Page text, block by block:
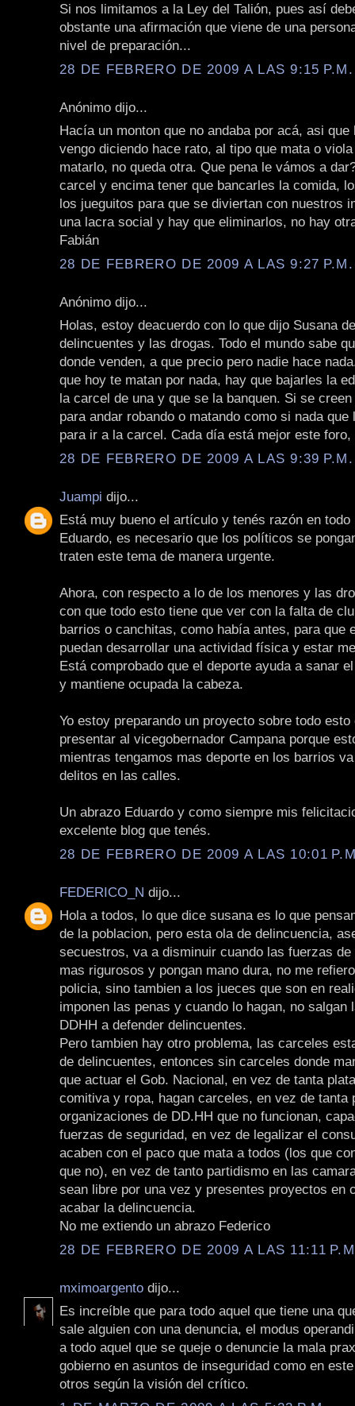
Si nos limitamos a la Ley del Talión, pues así
obstante una afirmación que viene de una
nivel de preparación...
28 DE FEBRERO DE 2009 A LAS 9:15 P.M.
Anónimo dijo...
Hacía un monton que no andaba por acá, asi que
vengo diciendo hace rato, al tipo que mata o
matarlo, no queda otra. Que pena le vámos a
carcel y encima tener que bancarles la comida,
los jueguitos para que se diviertan con nuestros
una lacra social y hay que eliminarlos, no hay
Fabián
28 DE FEBRERO DE 2009 A LAS 9:27 P.M.
Anónimo dijo...
Holas, estoy deacuerdo con lo que dijo Susana
delincuentes y las drogas. Todo el mundo sabe
donde venden, a que precio pero nadie hace
que hoy te matan por nada, hay que bajarles la
la carcel de una y que se la banquen. Si se
para andar robando o matando como si nada que
para ir a la carcel. Cada día está mejor este foro,
28 DE FEBRERO DE 2009 A LAS 9:39 P.M.
Juampi dijo...
Está muy bueno el artículo y tenés razón en
Eduardo, es necesario que los políticos se
traten este tema de manera urgente.
Ahora, con respecto a lo de los menores y las
con que todo esto tiene que ver con la falta de
barrios o canchitas, como había antes, para que
puedan desarrollar una actividad física y estar
Está comprobado que el deporte ayuda a sanar
y mantiene ocupada la cabeza.
Yo estoy preparando un proyecto sobre todo
presentar al vicegobernador Campana porque
mientras tengamos mas deporte en los barrios
delitos en las calles.
Un abrazo Eduardo y como siempre mis
excelente blog que tenés.
28 DE FEBRERO DE 2009 A LAS 10:01
FEDERICO_N dijo...
Hola a todos, lo que dice susana es lo que
de la poblacion, pero esta ola de delincuencia,
secuestros, va a disminuir cuando las fuerzas de
mas rigurosos y pongan mano dura, no me
policia, sino tambien a los jueces que son en
imponen las penas y cuando lo hagan, no salgan
DDHH a defender delincuentes.
Pero tambien hay otro problema, las carceles
de delincuentes, entonces sin carceles donde
que actuar el Gob. Nacional, en vez de tanta
comitiva y ropa, hagan carceles, en vez de tanta
organizaciones de DD.HH que no funcionan,
fuerzas de seguridad, en vez de legalizar el
acaben con el paco que mata a todos (los que
que no), en vez de tanto partidismo en las
sean libre por una vez y presentes proyectos en
acabar la delincuencia.
No me extiendo un abrazo Federico
28 DE FEBRERO DE 2009 A LAS 11:11
mximoargento dijo...
Es increíble que para todo aquel que tiene una
sale alguien con una denuncia, el modus
a todo aquel que se queje o denuncie la mala
gobierno en asuntos de inseguridad como en
otros según la visión del crítico.